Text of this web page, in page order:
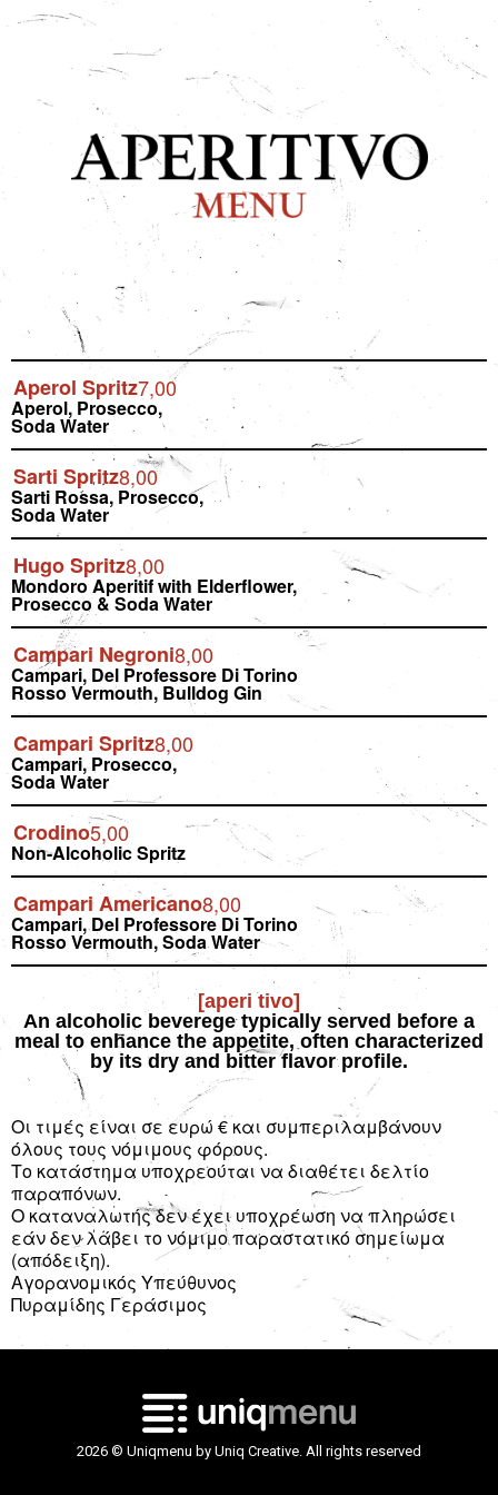
Aperol Spritz7,00
Aperol, Prosecco,
Soda Water
Sarti Spritz8,00
Sarti Rossa, Prosecco,
Soda Water
Hugo Spritz8,00
Mondoro Aperitif with Elderflower,
Prosecco & Soda Water
Campari Negroni8,00
Campari, Del Professore Di Torino
Rosso Vermouth, Bulldog Gin
Campari Spritz8,00
Campari, Prosecco,
Soda Water
Crodino5,00
Non-Alcoholic Spritz
Campari Americano8,00
Campari, Del Professore Di Torino
Rosso Vermouth, Soda Water
[aperi tivo]
An alcoholic beverege typically served before a
meal to enhance the appetite, often characterized
by its dry and bitter flavor profile.
Οι τιμές είναι σε ευρώ € και συμπεριλαμβάνουν
όλους τους νόμιμους φόρους.
Το κατάστημα υποχρεούται να διαθέτει δελτίο
παραπόνων.
Ο καταναλωτής δεν έχει υποχρέωση να πληρώσει
εάν δεν λάβει το νόμιμο παραστατικό σημείωμα
(απόδειξη).
Αγορανομικός Υπεύθυνος
Πυραμίδης Γεράσιμος
2026 © Uniqmenu by Uniq Creative. All rights reserved